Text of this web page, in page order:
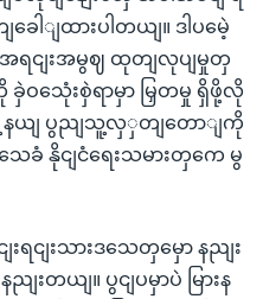
ေါျထားပါတယျ။ ဒါပမေဲ့
အရငျးအမွဈ ထုတျလုပျမှုတှ
သေုံးစှဲရာမှာ မြှတမှု ရှိဖို့လို
နယျ ပွညျသူ့လှှတျတောျကို
ေခံ နိုငျငံရေးသမားတှကေ မွ
ရငျးသားဒသေတှမှော နညျး
းတယျ။ ပွငျပမှာပဲ မြားန